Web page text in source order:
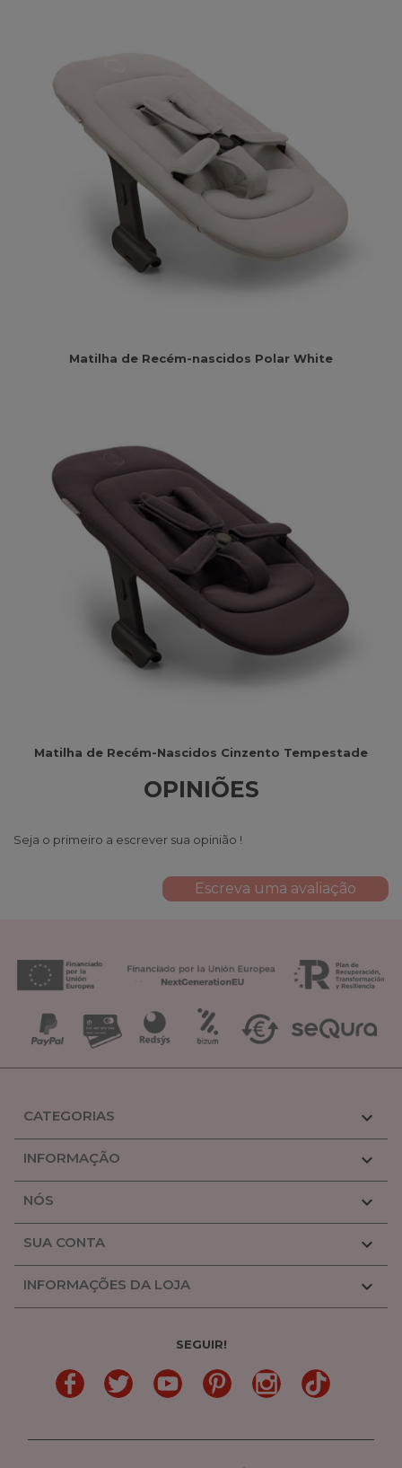
Matilha de Recém-nascidos Polar White
Matilha de Recém-Nascidos Cinzento Tempestade
OPINIÕES
Seja o primeiro a escrever sua opinião !
Escreva uma avaliação
CATEGORIAS 
INFORMAÇÃO 
NÓS 
SUA CONTA 
INFORMAÇÕES DA LOJA 
SEGUIR!
LinkedIn Gorjeio YouTube PinterestLinkedinTikTok